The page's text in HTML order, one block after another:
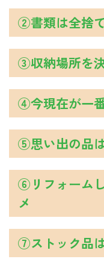
②書類は全捨
③収納場所を
④今現在が一
⑤思い出の品
⑥リフォーム
メ
⑦ストック品